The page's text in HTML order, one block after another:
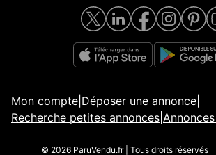
Mon compte Déposer une annonce
Recherche petites annonces
© 2026 ParuVendu.fr | Tous droits réservés